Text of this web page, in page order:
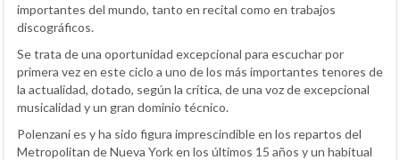
importantes del mundo, tanto en recital como en trabajos
discográficos.
Se trata de una oportunidad excepcional para escuchar por
primera vez en este ciclo a uno de los más importantes tenores de
la actualidad, dotado, según la crítica, de una voz de excepcional
musicalidad y un gran dominio técnico.
Polenzani es y ha sido figura imprescindible en los repartos del
Metropolitan de Nueva York en los últimos 15 años y un habitual